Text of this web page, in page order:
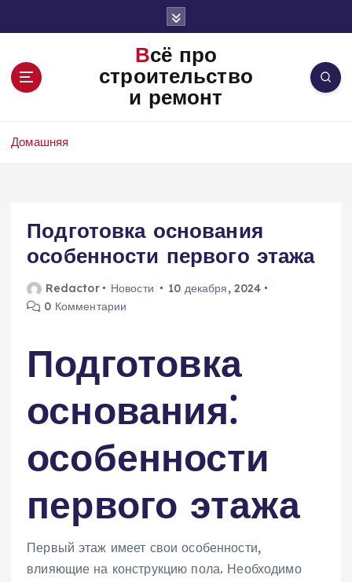
Всё про
строительство
и ремонт
Домашняя
Подготовка основания
особенности первого этажа
Redactor Новости
10 декабря, 2024
0 Комментарии
Подготовка
основания⁚
особенности
первого этажа
Первый этаж имеет свои особенности,
влияющие на конструкцию пола. Необходимо